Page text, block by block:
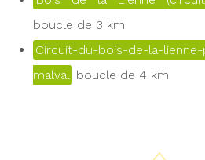
boucle de 3 km
Circuit-du-bois-de-la-
malval boucle de 4 km